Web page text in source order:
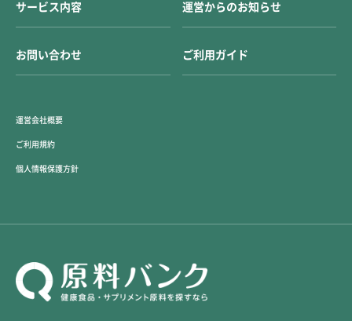
サービス内容 運営からのお知らせ
お問い合わせ ご利用ガイド
運営会社概要
ご利用規約
個人情報保護方針